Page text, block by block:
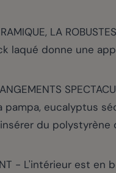
LA
laqué donne une
pampa, eucalyptus
du
- L'intérieur est